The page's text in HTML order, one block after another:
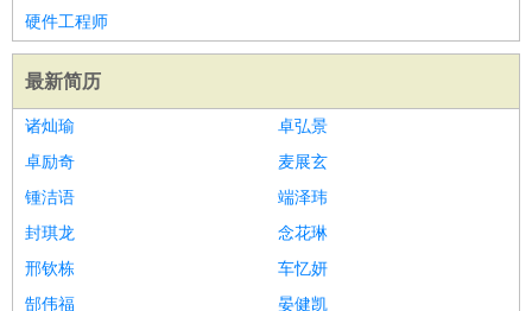
硬件工程师
最新简历
诸灿瑜
卓弘景
卓励奇
麦展玄
锺洁语
端泽玮
封琪龙
念花琳
邢钦栋
车忆妍
郜伟福
晏健凯